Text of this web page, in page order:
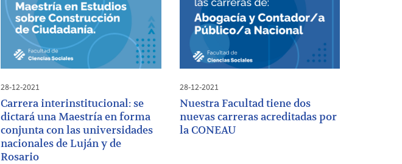
28-12-2021
Carrera interinstitucional: se
dictará una Maestría en forma
conjunta con las universidades
nacionales de Luján y de
Rosario
28-12-2021
Nuestra Facultad tiene dos
nuevas carreras acreditadas por
la CONEAU